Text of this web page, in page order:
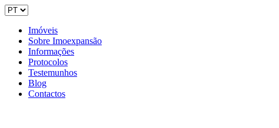
Imóveis
Sobre Imoexpansão
Informações
Protocolos
Testemunhos
Blog
Contactos